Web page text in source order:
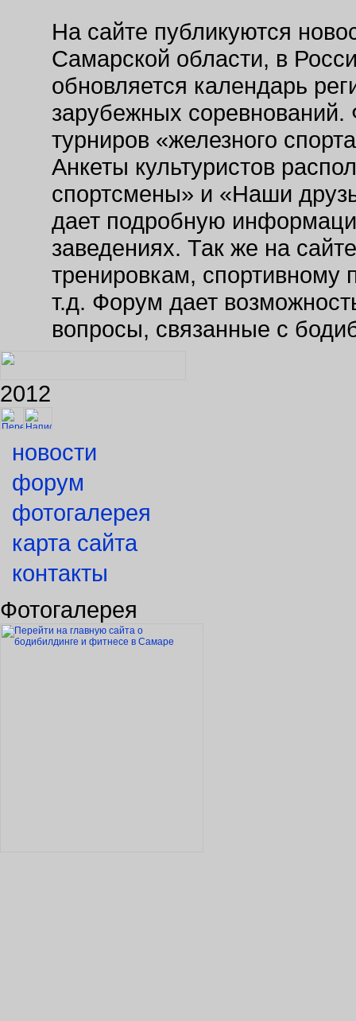
На сайте публикуются
Самарской области, в
обновляется календарь
зарубежных соревнований.
турниров «железного
Анкеты культуристов
спортсмены» и «Наши
дает подробную
заведениях. Так же на
тренировкам, спортивному
т.д. Форум дает
вопросы, связанные с
2012
форум
фотогалерея
карта сайта
контакты
Фотогалерея